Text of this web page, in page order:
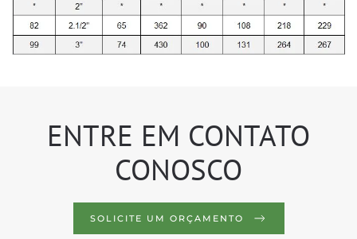
ENTRE EM CONTATO
CONOSCO
SOLICITE UM ORÇAMENTO